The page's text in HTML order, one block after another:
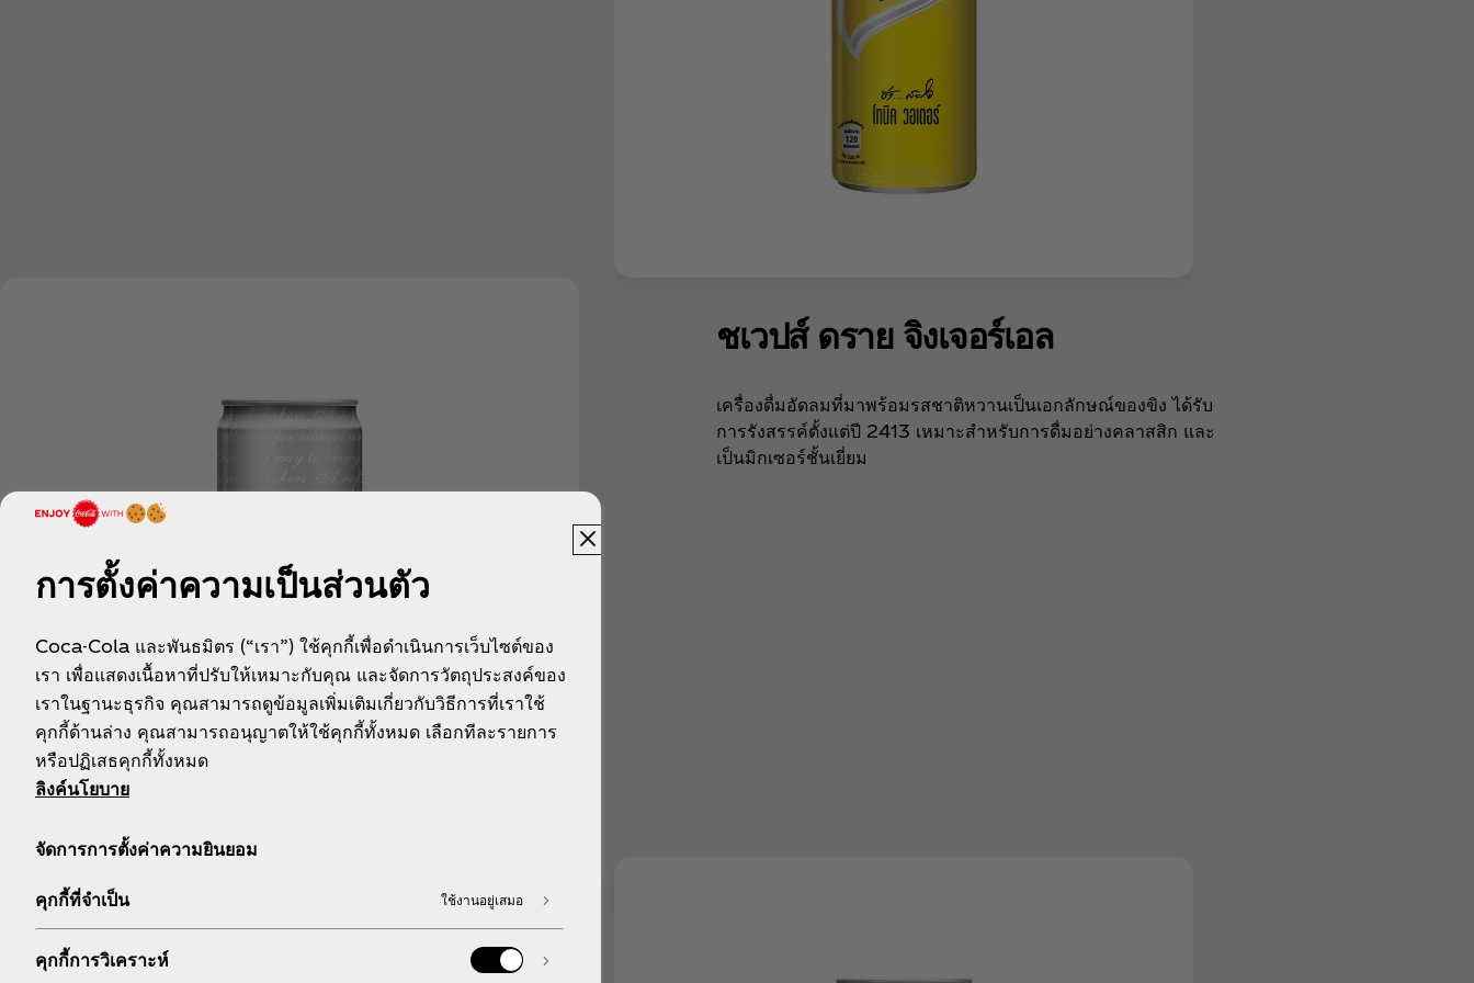
ชเวปส์ ดราย จิงเจอร์เอล
เครื่องดื่มอัดลมที่มาพร้อมรสชาติหวานเป็นเอกลักษณ์ของขิง ได้รับ
การรังสรรค์ตั้งแต่ปี 2413 เหมาะสำหรับการดื่มอย่างคลาสสิก และ
เป็นมิกเซอร์ชั้นเยี่ยม
ชเวปส์ โซดา
การตั้งค่าความเป็นส่วนตัว
Coca-Cola และพันธมิตร (“เรา”) ใช้คุกกี้เพื่อดำเนินการเว็บไซต์ของ
เรา เพื่อแสดงเนื้อหาที่ปรับให้เหมาะกับคุณ และจัดการวัตถุประสงค์ของ
เราในฐานะธุรกิจ คุณสามารถดูข้อมูลเพิ่มเติมเกี่ยวกับวิธีการที่เราใช้
คุกกี้ด้านล่าง คุณสามารถอนุญาตให้ใช้คุกกี้ทั้งหมด เลือกทีละรายการ
หรือปฏิเสธคุกกี้ทั้งหมด
ลิงค์นโยบาย
จัดการการตั้งค่าความยินยอม
คุกกี้ที่จำเป็น ใช้งานอยู่เสมอ
คุกกี้การวิเคราะห์